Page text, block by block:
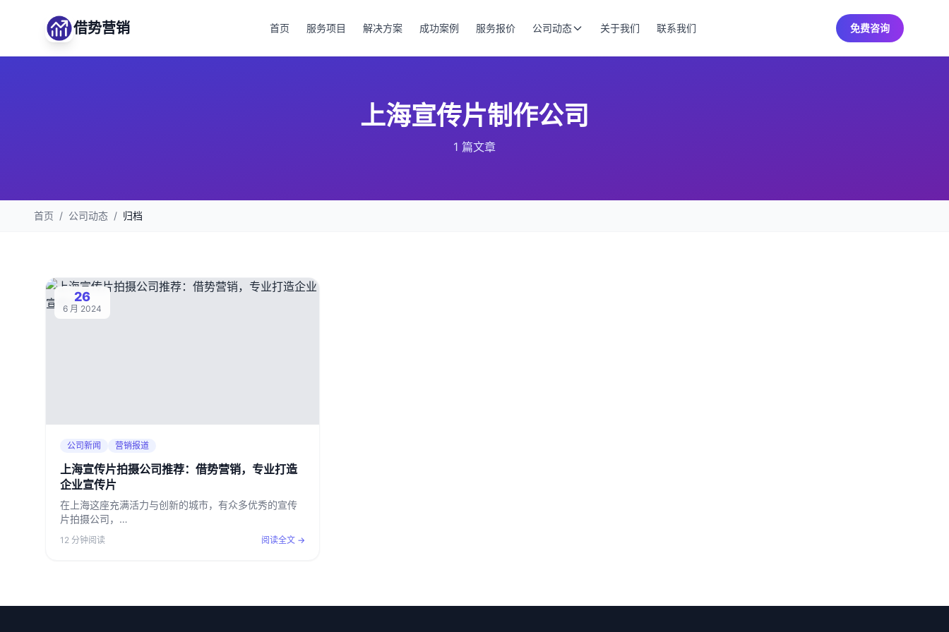
借势营销 首页 服务项目 解决方案 成功案例 服务报价 公司动态 关于我们 联系我们 免费咨询
上海宣传片制作公司
1 篇文章
首页 / 公司动态 / 归档
26
6 月 2024
公司新闻 营销报道
上海宣传片拍摄公司推荐：借势营销，专业打造
企业宣传片
在上海这座充满活力与创新的城市，有众多优秀的宣传
片拍摄公司，…
12 分钟阅读 阅读全文 →